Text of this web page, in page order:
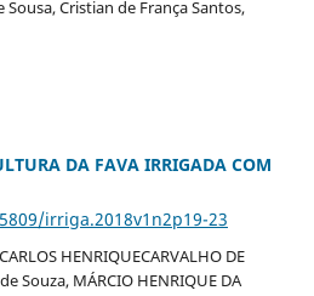
Cristian de França Santos,
DA FAVA IRRIGADA COM
irriga.2018v1n2p19-23
HENRIQUECARVALHO DE
Souza, MÁRCIO HENRIQUE DA